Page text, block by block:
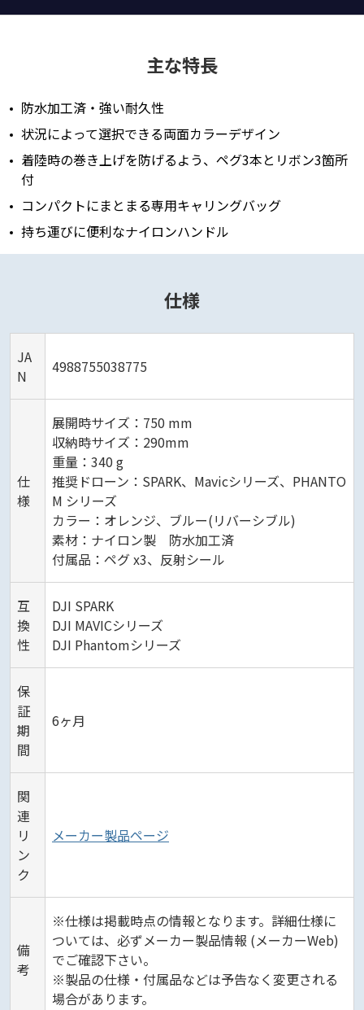
主な特長
防水加工済・強い耐久性
状況によって選択できる両面カラーデザイン
着陸時の巻き上げを防げるよう、ペグ3本とリボン3箇所
付
コンパクトにまとまる専用キャリングバッグ
持ち運びに便利なナイロンハンドル
仕様
JA
N
4988755038775
仕
様
展開時サイズ：750 mm
収納時サイズ：290mm
重量：340 g
推奨ドローン：SPARK、Mavicシリーズ、PHANTO
M シリーズ
カラー：オレンジ、ブルー(リバーシブル)
素材：ナイロン製 防水加工済
付属品：ペグ x3、反射シール
互
換
性
DJI SPARK
DJI MAVICシリーズ
DJI Phantomシリーズ
保
証
期
間
6ヶ月
関
連
リ
ン
ク
メーカー製品ページ
備
考
※仕様は掲載時点の情報となります。詳細仕様に
ついては、必ずメーカー製品情報 (メーカーWeb)
でご確認下さい。
※製品の仕様・付属品などは予告なく変更される
場合があります。